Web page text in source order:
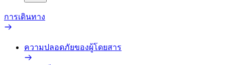
การเดินทาง
ความปลอดภัยของผู้โดยสาร